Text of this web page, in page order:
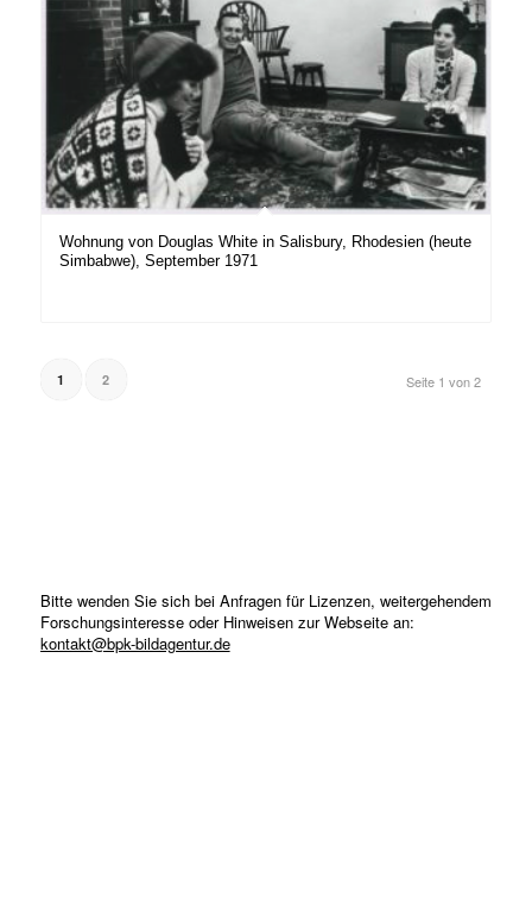
Wohnung von Douglas White in Salisbury, Rhodesien (heute
Simbabwe), September 1971
Seite 1 von 2
1 2
Bitte wenden Sie sich bei Anfragen für Lizenzen, weitergehendem
Forschungsinteresse oder Hinweisen zur Webseite an:
kontakt@bpk-bildagentur.de